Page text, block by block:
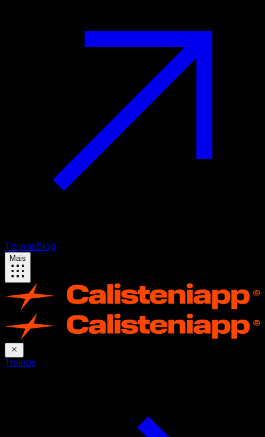
TreinosBlog
Mais
Treinos